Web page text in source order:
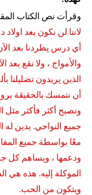
وقرأت نص الكتاب
لاننا لن نكون بعد اولاد
أي درس يطردنا بعد
والأمواج ، ولا نقع
الذين يريدون تضليلنا
أن نتمسك بالحقيقة
ونصبح أكثر فأكثر
جميع النواحي. يدين له
معًا بواسطة جميع
ودعمها ، ويساهم كل
الموكلة إليه. هذه هي
ويتكون من الحب.